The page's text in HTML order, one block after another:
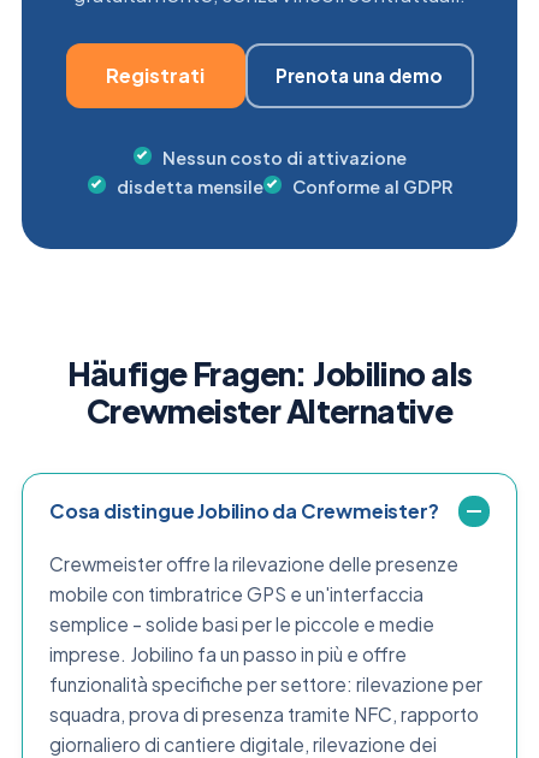
Registrati Prenota una demo
Nessun costo di attivazione
disdetta mensile
Conforme al GDPR
Häufige Fragen: Jobilino als
Crewmeister Alternative
Cosa distingue Jobilino da Crewmeister?
Crewmeister offre la rilevazione delle presenze
mobile con timbratrice GPS e un'interfaccia
semplice – solide basi per le piccole e medie
imprese. Jobilino fa un passo in più e offre
funzionalità specifiche per settore: rilevazione per
squadra, prova di presenza tramite NFC, rapporto
giornaliero di cantiere digitale, rilevazione dei